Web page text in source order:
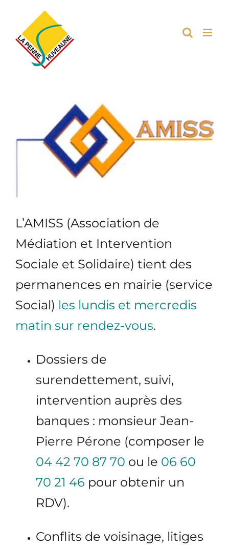
L’AMISS (Association de
Médiation et Intervention
Sociale et Solidaire) tient des
permanences en mairie (service
Social) les lundis et mercredis
matin sur rendez-vous.
Dossiers de
surendettement, suivi,
intervention auprès des
banques : monsieur Jean-
Pierre Pérone (composer le
04 42 70 87 70 ou le 06 60
70 21 46 pour obtenir un
RDV).
Conflits de voisinage, litiges